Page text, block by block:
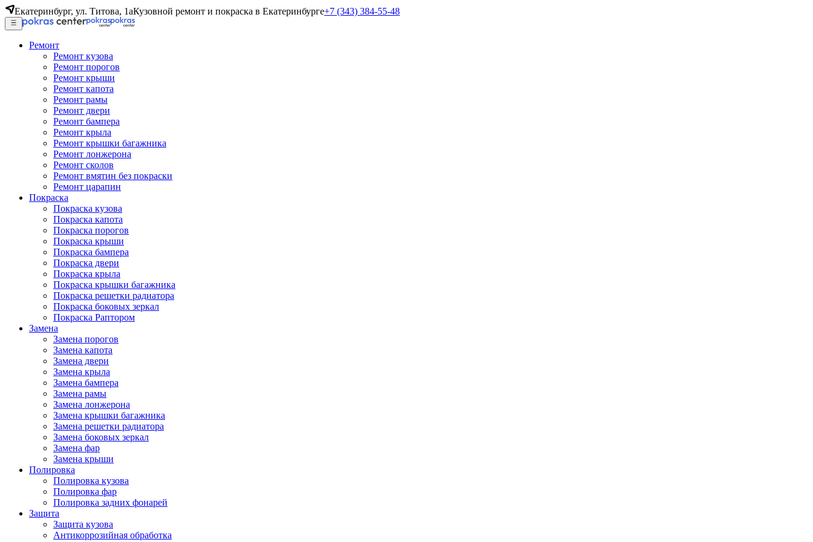
Екатеринбург, ул. Титова, 1аКузовной ремонт и покраска в Екатеринбурге+7 (343) 384-55-48
Ремонт
Ремонт кузова
Ремонт порогов
Ремонт крыши
Ремонт капота
Ремонт рамы
Ремонт двери
Ремонт бампера
Ремонт крыла
Ремонт крышки багажника
Ремонт лонжерона
Ремонт сколов
Ремонт вмятин без покраски
Ремонт царапин
Покраска
Покраска кузова
Покраска капота
Покраска порогов
Покраска крыши
Покраска бампера
Покраска двери
Покраска крыла
Покраска крышки багажника
Покраска решетки радиатора
Покраска боковых зеркал
Покраска Раптором
Замена
Замена порогов
Замена капота
Замена двери
Замена крыла
Замена бампера
Замена рамы
Замена лонжерона
Замена крышки багажника
Замена решетки радиатора
Замена боковых зеркал
Замена фар
Замена крыши
Полировка
Полировка кузова
Полировка фар
Полировка задних фонарей
Защита
Защита кузова
Антикоррозийная обработка